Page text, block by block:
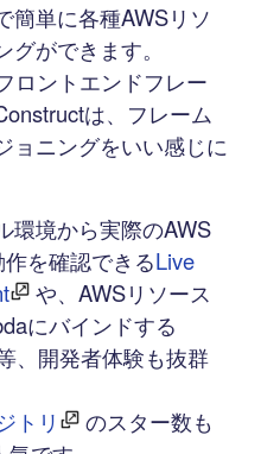
簡単に各種AWSリソ
ができます。
ロントエンドフレー
は、フレーム
ョニングをいい感じに
環境から実際のAWS
を確認できるLive
や、AWSリソース
にバインドする
、開発者体験も抜群
トリ
のスター数も